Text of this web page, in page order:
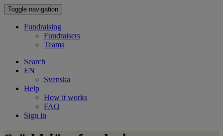
Toggle navigation
Fundraising
Fundraisers
Teams
Search
EN
Svenska
Help
How it works
FAQ
Sign in